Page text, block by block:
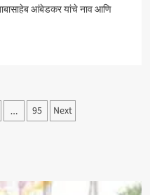
आंबेडकर यांचे नाव आणि
… 95 Next